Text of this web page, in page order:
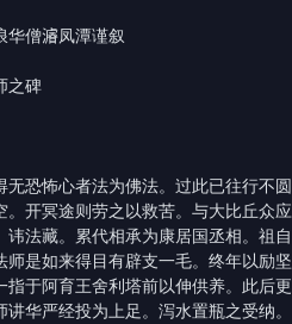
僧𤀹凤潭谨叙
之碑
恐怖心者法为佛法。过此已往行不圆
开冥途则劳之以救苦。与大比丘众应
法藏。累代相承为康居国丞相。祖自
是如来得目有辟支一毛。终年以励坚
于阿育王舍利塔前以伸供养。此后更
华严经投为上足。泻水置瓶之受纳。